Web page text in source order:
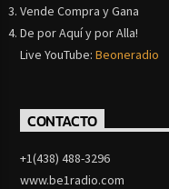
Vende Compra y Gana
De por Aquí y por Alla!
Live YouTube:Beoneradio
CONTACTO
+1(438) 488-3296
www.be1radio.com